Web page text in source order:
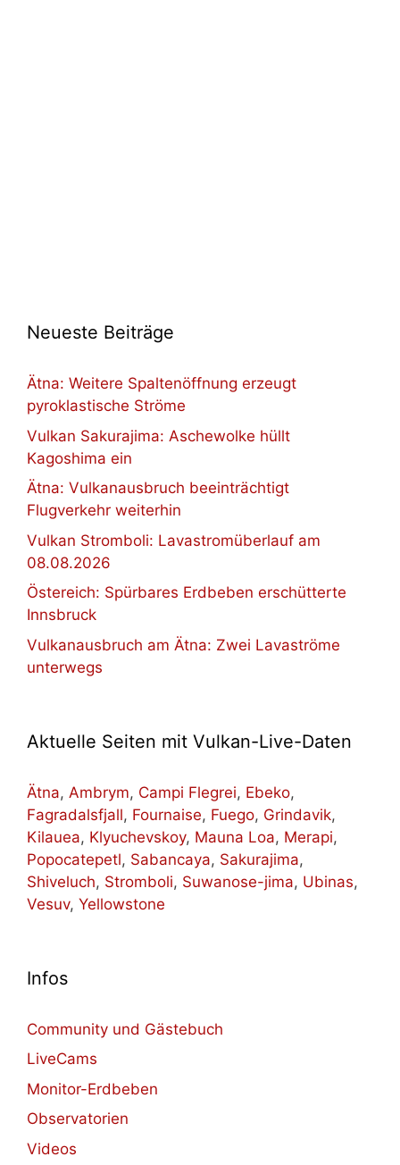
Neueste Beiträge
Ätna: Weitere Spaltenöffnung erzeugt
pyroklastische Ströme
Vulkan Sakurajima: Aschewolke hüllt
Kagoshima ein
Ätna: Vulkanausbruch beeinträchtigt
Flugverkehr weiterhin
Vulkan Stromboli: Lavastromüberlauf am
08.08.2026
Östereich: Spürbares Erdbeben erschütterte
Innsbruck
Vulkanausbruch am Ätna: Zwei Lavaströme
unterwegs
Aktuelle Seiten mit Vulkan-Live-Daten
Ätna, Ambrym, Campi Flegrei, Ebeko,
Fagradalsfjall, Fournaise, Fuego, Grindavik,
Kilauea, Klyuchevskoy, Mauna Loa, Merapi,
Popocatepetl, Sabancaya, Sakurajima,
Shiveluch, Stromboli, Suwanose-jima, Ubinas,
Vesuv, Yellowstone
Infos
Community und Gästebuch
LiveCams
Monitor-Erdbeben
Observatorien
Videos